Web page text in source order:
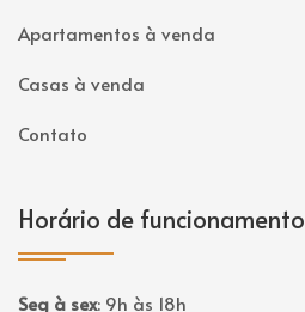
Apartamentos à venda
Casas à venda
Contato
Horário de funcionamento
Seg à sex: 9h às 18h